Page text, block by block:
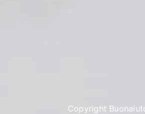
Copyright